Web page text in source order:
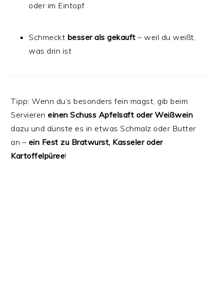
oder im Eintopf
Schmeckt besser als gekauft – weil du weißt,
was drin ist
Tipp: Wenn du’s besonders fein magst, gib beim
Serviereneinen Schuss Apfelsaft oder Weißwein
dazu und dünste es in etwas Schmalz oder Butter
an – ein Fest zu Bratwurst, Kasseler oder
Kartoffelpüree!